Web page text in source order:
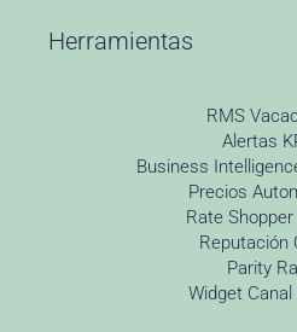
Herramientas
RMS
Alertas
Business
Precios
Rate
Reputación
Parity
Widget